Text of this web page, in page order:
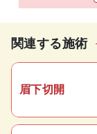
関連する施術
眉下切開